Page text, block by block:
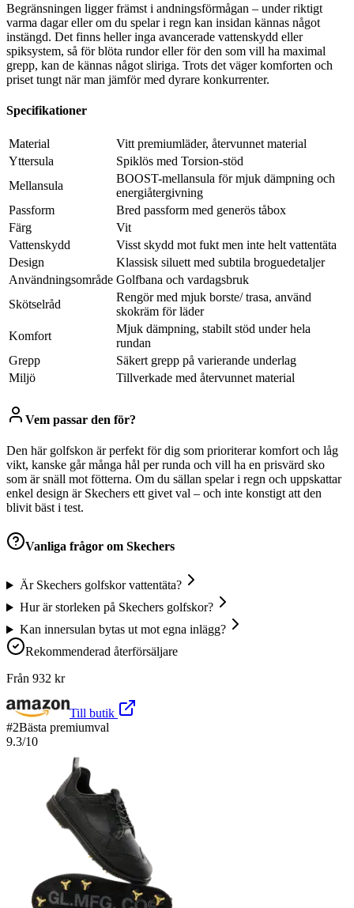
Begränsningen ligger främst i andningsförmågan – under riktigt
varma dagar eller om du spelar i regn kan insidan kännas något
instängd. Det finns heller inga avancerade vattenskydd eller
spiksystem, så för blöta rundor eller för den som vill ha maximal
grepp, kan de kännas något sliriga. Trots det väger komforten och
priset tungt när man jämför med dyrare konkurrenter.
Specifikationer
Material
Vitt premiumläder, återvunnet material
Yttersula
Spiklös med Torsion-stöd
Mellansula
BOOST-mellansula för mjuk dämpning och
energiåtergivning
Passform
Bred passform med generös tåbox
Färg
Vit
Vattenskydd
Visst skydd mot fukt men inte helt vattentäta
Design
Klassisk siluett med subtila broguedetaljer
Användningsområde Golfbana och vardagsbruk
Skötselråd
Rengör med mjuk borste/ trasa, använd
skokräm för läder
Komfort
Mjuk dämpning, stabilt stöd under hela
rundan
Grepp
Säkert grepp på varierande underlag
Miljö
Tillverkade med återvunnet material
Vem passar den för?
Den här golfskon är perfekt för dig som prioriterar komfort och låg
vikt, kanske går många hål per runda och vill ha en prisvärd sko
som är snäll mot fötterna. Om du sällan spelar i regn och uppskattar
enkel design är Skechers ett givet val – och inte konstigt att den
blivit bäst i test.
Vanliga frågor om Skechers
Är Skechers golfskor vattentäta?
Hur är storleken på Skechers golfskor?
Kan innersulan bytas ut mot egna inlägg?
Rekommenderad återförsäljare
Från 932 kr
Till butik
#2Bästa premiumval
9.3/10